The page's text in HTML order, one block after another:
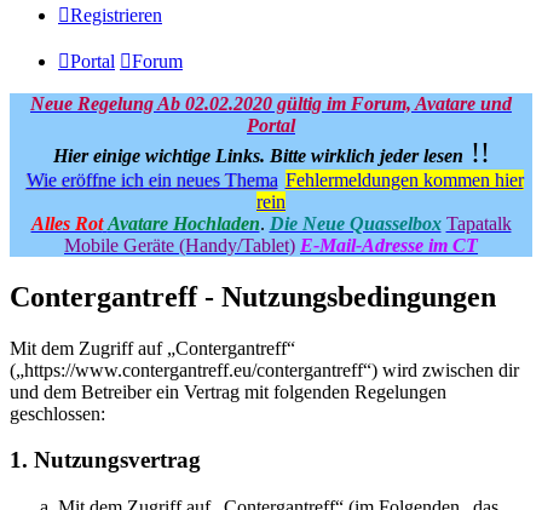
Registrieren
Portal Forum
Neue Regelung Ab 02.02.2020 gültig im Forum, Avatare und
Portal
Hier einige wichtige Links. Bitte wirklich jeder lesen !!
Wie eröffne ich ein neues Thema Fehlermeldungen kommen hier
rein
Alles Rot Avatare Hochladen. Die Neue Quasselbox Tapatalk
Mobile Geräte (Handy/Tablet) E-Mail-Adresse im CT
Contergantreff - Nutzungsbedingungen
Mit dem Zugriff auf „Contergantreff“
(„https://www.contergantreff.eu/contergantreff“) wird zwischen dir
und dem Betreiber ein Vertrag mit folgenden Regelungen
geschlossen:
1. Nutzungsvertrag